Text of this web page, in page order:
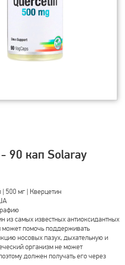
90 кап Solaray
| 500 мг | Кверцетин
из самых известных антиоксидантных
помочь поддерживать
носовых пазух, дыхательную и
организм не может
должен получать его через